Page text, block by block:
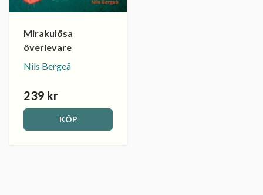
Mirakulösa
överlevare
Nils Bergeå
239 kr
KÖP